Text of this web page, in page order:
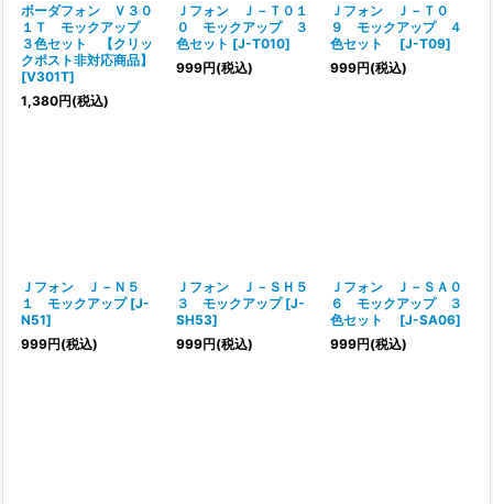
ボーダフォン Ｖ３０
１Ｔ モックアップ
３色セット 【クリッ
クポスト非対応商品】
[V301T]
1,380円(税込)
Ｊフォン Ｊ－Ｔ０１
０ モックアップ ３
色セット [J-T010]
999円(税込)
Ｊフォン Ｊ－Ｔ０
９ モックアップ ４
色セット
[J-T09]
999円(税込)
Ｊフォン Ｊ－Ｎ５
１ モックアップ [J-
N51]
999円(税込)
Ｊフォン Ｊ－ＳＨ５
３ モックアップ [J-
SH53]
999円(税込)
Ｊフォン Ｊ－ＳＡ０
６ モックアップ ３
色セット
[J-SA06]
999円(税込)